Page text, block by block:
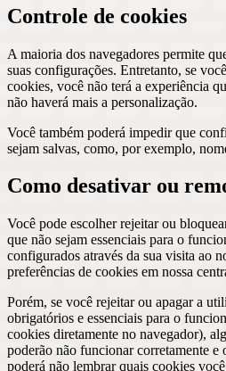
Controle de cookies
A maioria dos navegadores permite
suas configurações. Entretanto, se
cookies, você não terá a experiência
não haverá mais a personalização.
Você também poderá impedir que
sejam salvas, como, por exemplo,
Como desativar ou
Você pode escolher rejeitar ou
que não sejam essenciais para o
configurados através da sua visita ao
preferências de cookies em nossa
Porém, se você rejeitar ou apagar a
obrigatórios e essenciais para o
cookies diretamente no navegador),
poderão não funcionar corretamente e
poderá não lembrar quais cookies